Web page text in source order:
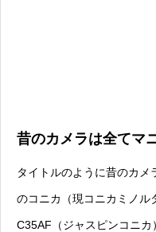
昔のカメラは全てマ
タイトルのように昔のカ
のコニカ（現コニカミノル
C35AF（ジャスピンコニ